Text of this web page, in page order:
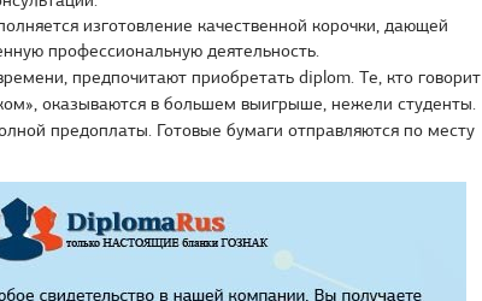
изготовление качественной корочки, дающей
профессиональную деятельность.
предпочитают приобретать diplom. Те, кто говорит
оказываются в большем выигрыше, нежели студенты.
предоплаты. Готовые бумаги отправляются по месту